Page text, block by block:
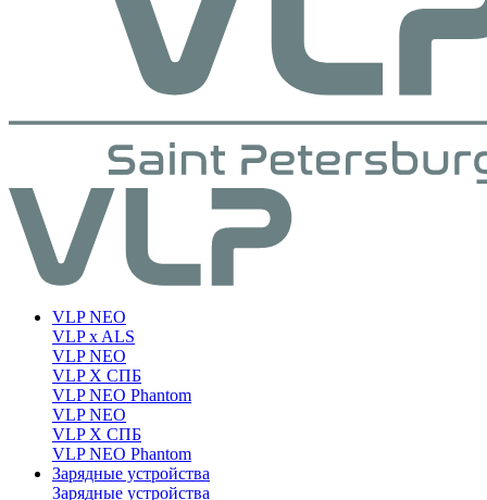
VLP NEO
VLP x ALS
VLP NEO
VLP X СПБ
VLP NEO Phantom
VLP NEO
VLP X СПБ
VLP NEO Phantom
Зарядные устройства
Зарядные устройства